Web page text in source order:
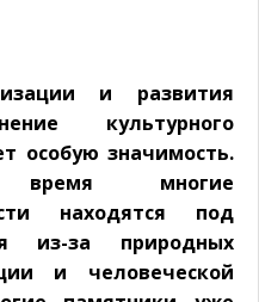
и развития
культурного
особую значимость.
многие
находятся под
из-за природных
и человеческой